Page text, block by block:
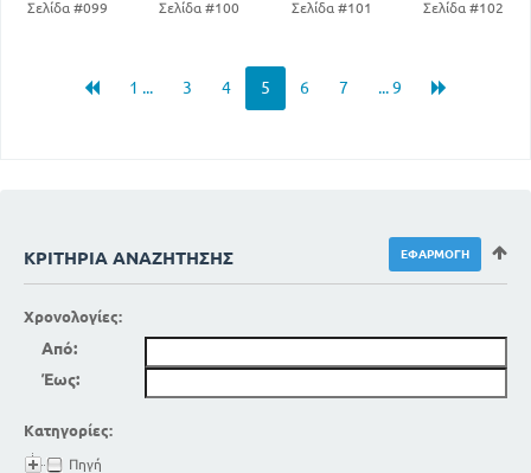
Σελίδα #099 Σελίδα #100 Σελίδα #101 Σελίδα #102
1 ... 3 4 5 6 7 ... 9
ΚΡΙΤΉΡΙΑ ΑΝΑΖΉΤΗΣΗΣ
Χρονολογίες:
Από:
Έως:
Κατηγορίες:
Πηγή